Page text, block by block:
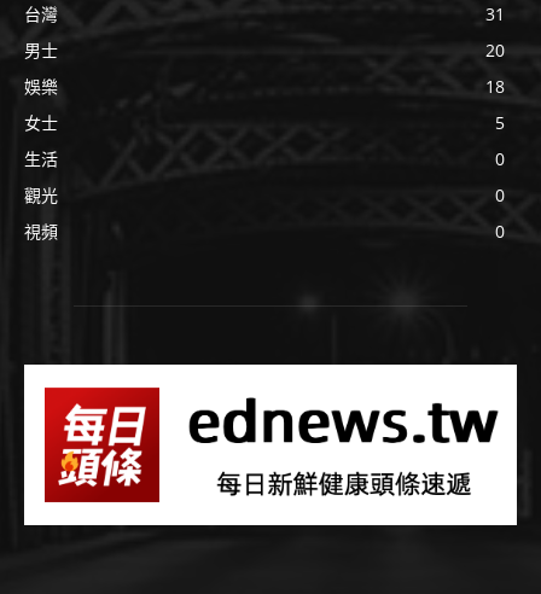
台灣
31
男士
20
娛樂
18
女士
5
生活
0
觀光
0
視頻
0